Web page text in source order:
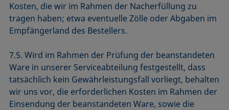
Kosten, die wir im Rahmen der Nacherfüllung zu
tragen haben; etwa eventuelle Zölle oder Abgaben im
Empfängerland des Bestellers.
7.5. Wird im Rahmen der Prüfung der beanstandeten
Ware in unserer Serviceabteilung festgestellt, dass
tatsächlich kein Gewährleistungsfall vorliegt, behalten
wir uns vor, die erforderlichen Kosten im Rahmen der
Einsendung der beanstandeten Ware, sowie die